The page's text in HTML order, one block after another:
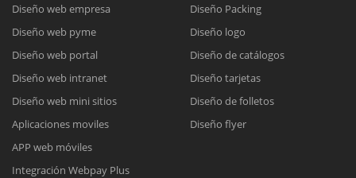
Diseño web empresa
Diseño web pyme
Diseño web portal
Diseño web intranet
Diseño web mini sitios
Aplicaciones moviles
APP web móviles
Integración Webpay Plus
Diseño Packing
Diseño logo
Diseño de catálogos
Diseño tarjetas
Diseño de folletos
Diseño flyer